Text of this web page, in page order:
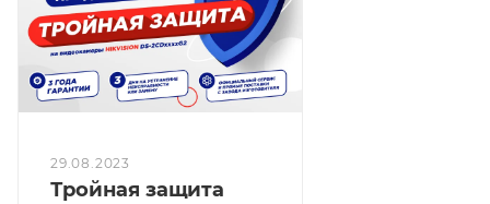
29.08.2023
Тройная защита